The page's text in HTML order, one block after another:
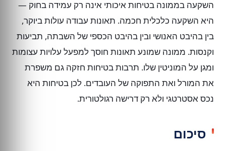
השקעה בממונה בטיחות איכותי אינה רק עמידה בחוק —
היא השקעה כלכלית חכמה. תאונות עבודה עולות ביוקר,
בין בהיבט האנושי ובין בהיבט הכספי של השבתה, תביעות
וקנסות. ממונה שמונע תאונות חוסך למפעל עלויות עצומות
ומגן על המוניטין שלו. תרבות בטיחות חזקה גם משפרת
את המורל ואת התפוקה של העובדים. לכן בטיחות היא
נכס אסטרטגי ולא רק דרישה רגולטורית.
סיכום